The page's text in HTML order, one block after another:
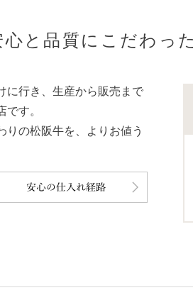
心と品質にこだわっ
に行き、生産から販売まで
す。
りの松阪牛を、よりお値う